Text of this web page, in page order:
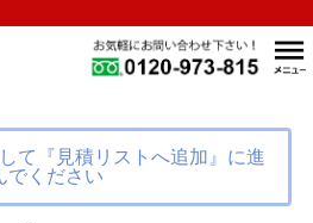
て『見積リストへ追加』に進
でください